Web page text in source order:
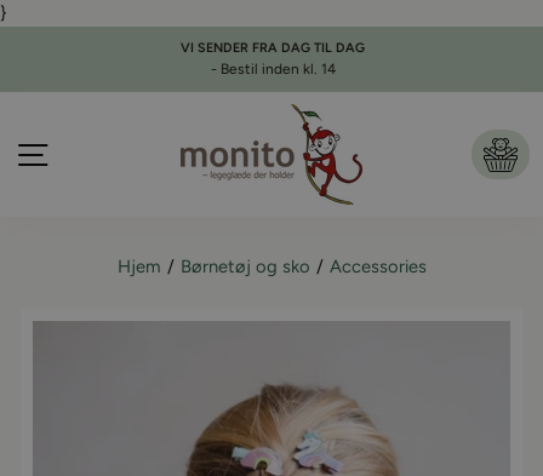
}
Pause
slideshow
VI SENDER FRA DAG TIL DAG
- Bestil inden kl. 14
Side navigation
Hjem Børnetøj og sko Accessories